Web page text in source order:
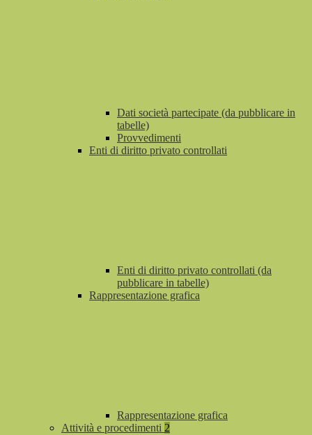
Dati società partecipate (da pubblicare in
tabelle)
Provvedimenti
Enti di diritto privato controllati
Enti di diritto privato controllati (da
pubblicare in tabelle)
Rappresentazione grafica
Rappresentazione grafica
Attività e procedimenti 2